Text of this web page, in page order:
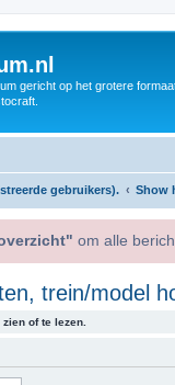
gericht op het grotere
gebruikers). Show
om alle
trein/model
of te lezen.